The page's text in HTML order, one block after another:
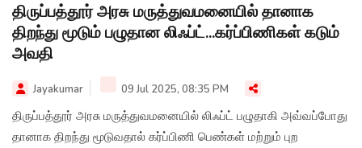
திருப்பத்தூர் அரசு மருத்துவமனையில் தானாக
திறந்து மூடும் பழுதான லிஃப்ட்...கர்ப்பிணிகள் கடும்
அவதி
Jayakumar 09 Jul 2025, 08:35 PM
திருப்பத்தூர் அரசு மருத்துவமனையில் லிஃப்ட் பழுதாகி அவ்வப்போது
தானாக திறந்து மூடுவதால் கர்ப்பிணி பெண்கள் மற்றும் புற